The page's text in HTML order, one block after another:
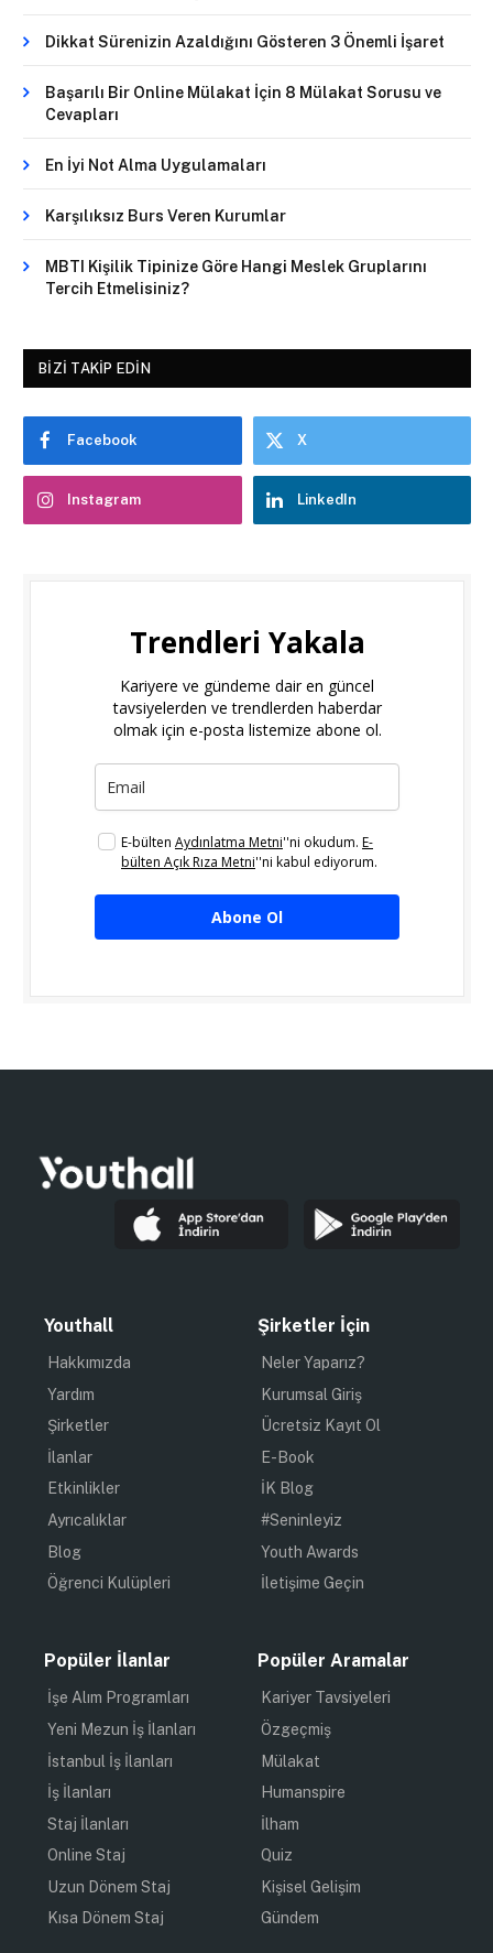
Dikkat Sürenizin Azaldığını Gösteren 3 Önemli İşaret
Başarılı Bir Online Mülakat İçin 8 Mülakat Sorusu ve
Cevapları
En İyi Not Alma Uygulamaları
Karşılıksız Burs Veren Kurumlar
MBTI Kişilik Tipinize Göre Hangi Meslek Gruplarını
Tercih Etmelisiniz?
BIZI TAKIP EDIN
Facebook X
Instagram LinkedIn
Trendleri Yakala
Kariyere ve gündeme dair en güncel
tavsiyelerden ve trendlerden haberdar
olmak için e-posta listemize abone ol.
E-bülten Aydınlatma Metni''ni okudum. E-
bülten Açık Rıza Metni''ni kabul ediyorum.
Abone Ol
Youthall
Hakkımızda
Yardım
Şirketler
İlanlar
Etkinlikler
Ayrıcalıklar
Blog
Öğrenci Kulüpleri
Şirketler İçin
Neler Yaparız?
Kurumsal Giriş
Ücretsiz Kayıt Ol
E-Book
İK Blog
#Seninleyiz
Youth Awards
İletişime Geçin
Popüler İlanlar
İşe Alım Programları
Yeni Mezun İş İlanları
İstanbul İş İlanları
İş İlanları
Staj İlanları
Online Staj
Uzun Dönem Staj
Kısa Dönem Staj
Popüler Aramalar
Kariyer Tavsiyeleri
Özgeçmiş
Mülakat
Humanspire
İlham
Quiz
Kişisel Gelişim
Gündem